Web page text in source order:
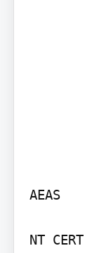
AEAS
NT CERT